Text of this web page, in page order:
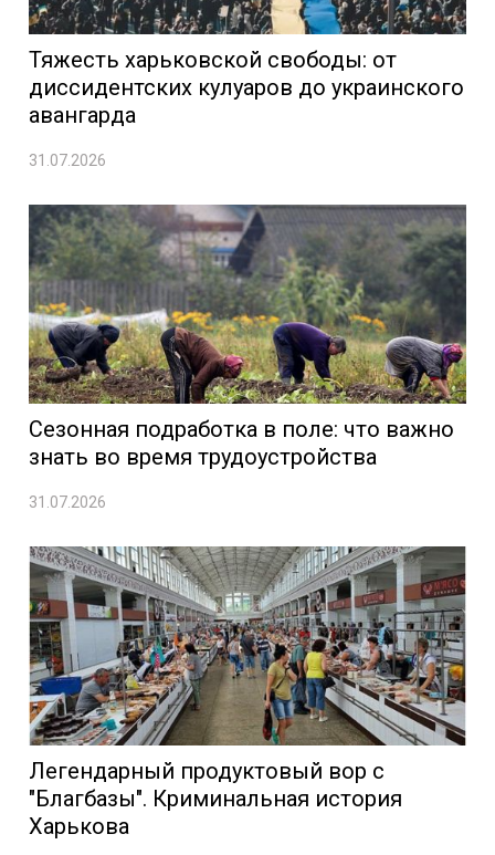
Тяжесть харьковской свободы: от
диссидентских кулуаров до украинского
авангарда
31.07.2026
Сезонная подработка в поле: что важно
знать во время трудоустройства
31.07.2026
Легендарный продуктовый вор с
"Благбазы". Криминальная история
Харькова